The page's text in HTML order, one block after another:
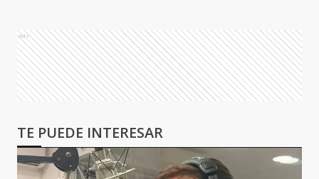
Ads
TE PUEDE INTERESAR